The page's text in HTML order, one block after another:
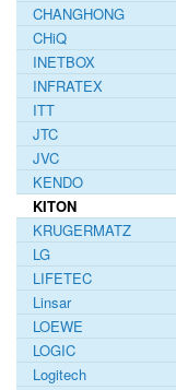
CHANGHONG
CHiQ
INETBOX
INFRATEX
ITT
JTC
JVC
KENDO
KITON
KRUGERMATZ
LG
LIFETEC
Linsar
LOEWE
LOGIC
Logitech